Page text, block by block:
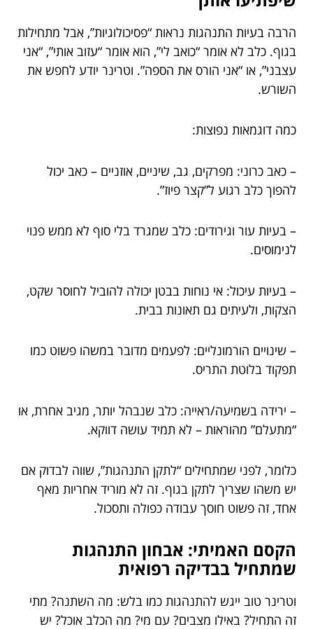
הרבה בעיות התנהגות נראות “פסיכולוגיות”, אבל מתחילות
בגוף. כלב לא אומר “כואב לי”, הוא אומר “עזוב אותי”, “אני
עצבני”, או “אני הורס את הספה”. וטרינר יודע לחפש את
השורש.
כמה דוגמאות נפוצות:
– כאב כרוני: מפרקים, גב, שיניים, אוזניים – כאב יכול
להפוך כלב רגוע ל”קצר פיוז”.
– בעיות עור וגירודים: כלב שמגרד בלי סוף לא ממש פנוי
לנימוסים.
– בעיות עיכול: אי נוחות בבטן יכולה להוביל לחוסר שקט,
הצקות, ולעיתים גם תאונות בבית.
– שינויים הורמונליים: לפעמים מדובר במשהו פשוט כמו
תפקוד בלוטת התריס.
– ירידה בשמיעה/ראייה: כלב שנבהל יותר, מגיב אחרת, או
“מתעלם” מהוראות – לא תמיד עושה דווקא.
כלומר, לפני שמתחילים “לתקן התנהגות”, שווה לבדוק אם
יש משהו שצריך לתקן בגוף. זה לא מוריד אחריות מאף
אחד, זה פשוט חוסך עבודה כפולה ותסכול.
הקסם האמיתי: אבחון התנהגות
שמתחיל בבדיקה רפואית
וטרינר טוב ייגש להתנהגות כמו בלש: מה השתנה? מתי
זה התחיל? באילו מצבים? עם מי? מה הכלב אוכל? יש